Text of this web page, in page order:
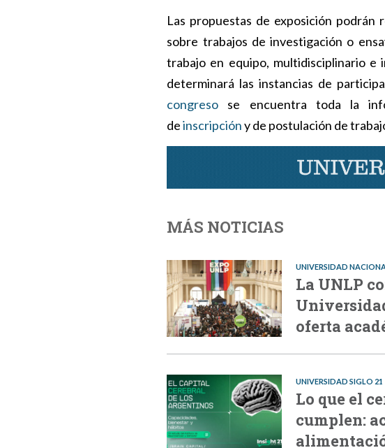
Las propuestas de exposición podrán
sobre trabajos de investigación o
trabajo en equipo, multidisciplinario
determinará las instancias de
congreso se encuentra toda la
deinscripcióny de postulación de
MÁS NOTICIAS
UNIVERSIDAD
La UNLP
oferta
UNIVERSIDAD SIGLO 21
Lo que el
cumplen: